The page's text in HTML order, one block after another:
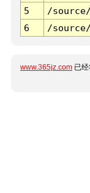
5
/
6
/
www.365jz.com 已